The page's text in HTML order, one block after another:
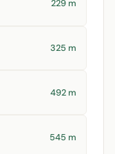
229 m
325 m
492 m
545 m